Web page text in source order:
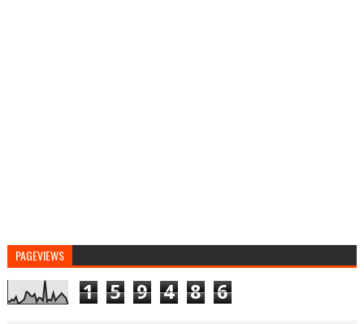
PAGEVIEWS
1 5 9 4 8 6